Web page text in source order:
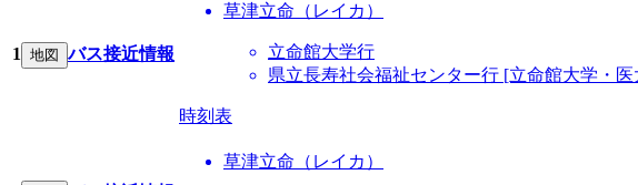
1 地図 バス接近情報
草津立命（レイカ）
立命館大学行
県立長寿社会福祉センター行 [立命館大学・
時刻表
草津立命（レイカ）